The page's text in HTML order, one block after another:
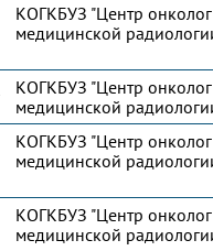
КОГКБУЗ "Центр
медицинской
КОГКБУЗ "Центр
медицинской
КОГКБУЗ "Центр
медицинской
КОГКБУЗ "Центр
медицинской